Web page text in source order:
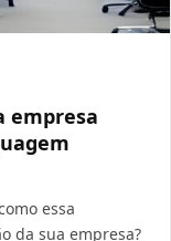
empresa
essa
da sua empresa?